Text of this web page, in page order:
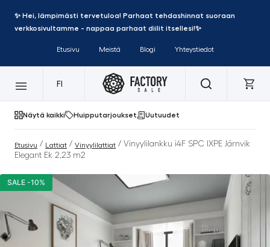
✨ Hei, lämpimästi tervetuloa! Parhaat tehdashinnat suoraan
verkkosivultamme - nappaa parhaat diilit itsellesi!✨
Etusivu Meistä Blogi Yhteystiedot
FI
Näytä kaikki Huipputarjoukset Uutuudet
Etusivu / Lattiat / Vinyylilattiat / Vinyylilankku i4F SPC IXPE Järnvik
Elegant Ek 2,23 m2
SALE -10%